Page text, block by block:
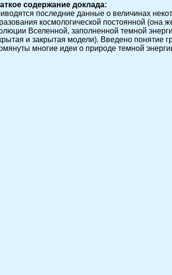
содержание доклада:
последние данные о величинах
космологической постоянной (она
Вселенной, заполненной темной
и закрытая модели). Введено понятие
многие идеи о природе темной